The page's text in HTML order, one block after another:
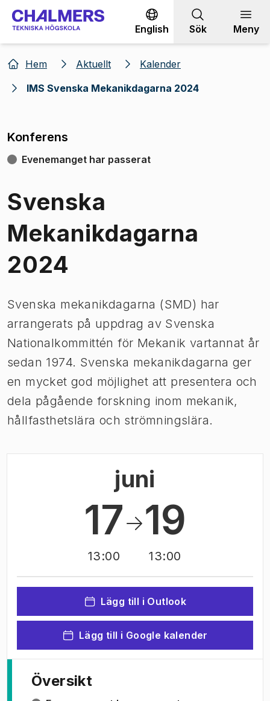
Gå till innehållet
English Sök Meny
Hem Aktuellt
Kalender
IMS Svenska Mekanikdagarna 2024
Konferens
Evenemanget har passerat
Svenska
Mekanikdagarna
2024
Svenska mekanikdagarna (SMD) har
arrangerats på uppdrag av Svenska
Nationalkommittén för Mekanik vartannat år
sedan 1974. Svenska mekanikdagarna ger
en mycket god möjlighet att presentera och
dela pågående forskning inom mekanik,
hållfasthetslära och strömningslära.
juni
17
13:00
19
13:00
Lägg till i Outlook
Lägg till i Google kalender
Översikt